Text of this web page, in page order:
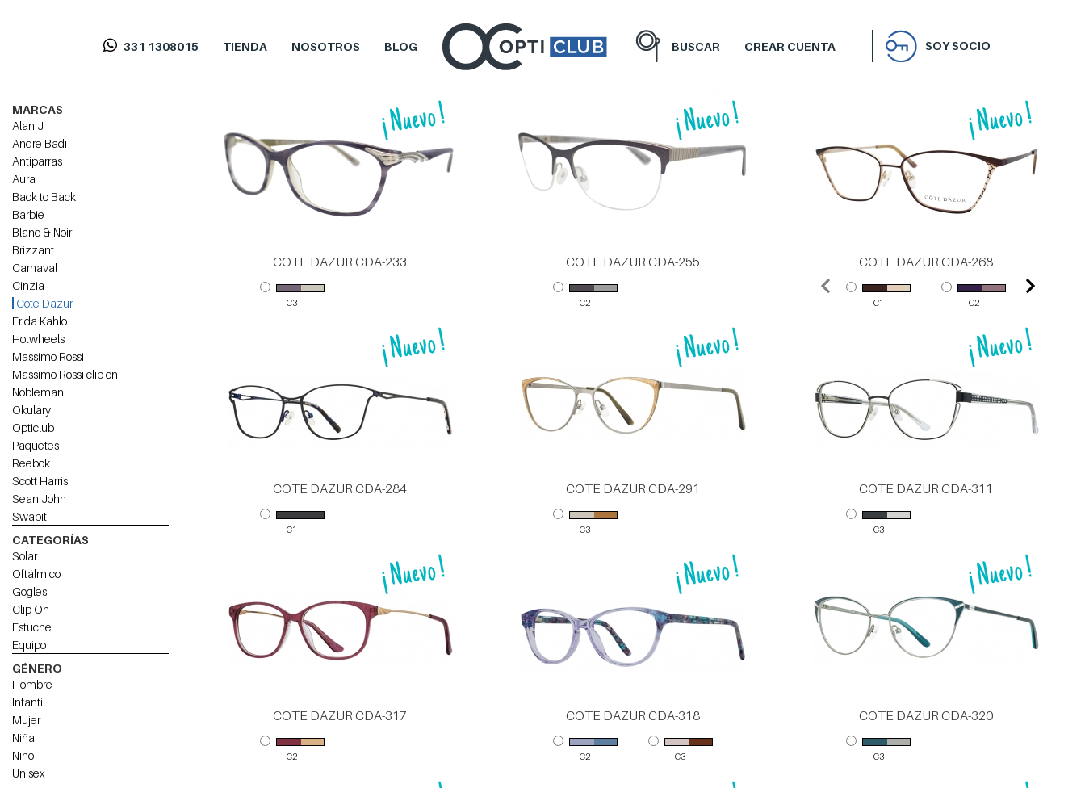
331 1308015 TIENDA NOSOTROS BLOG BUSCAR CREAR CUENTA SOY SOCIO
MARCAS
Alan J
Andre Badi
Antiparras
Aura
Back to Back
Barbie
Blanc & Noir
Brizzant
Carnaval
Cinzia
Cote Dazur
Frida Kahlo
Hotwheels
Massimo Rossi
Massimo Rossi clip on
Nobleman
Okulary
Opticlub
Paquetes
Reebok
Scott Harris
Sean John
Swapit
CATEGORÍAS
Solar
Oftálmico
Gogles
Clip On
Estuche
Equipo
GÉNERO
Hombre
Infantil
Mujer
Niña
Niño
Unisex
COTE DAZUR CDA-233
C3
COTE DAZUR CDA-255
C2
COTE DAZUR CDA-268
C1 C2
COTE DAZUR CDA-284
C1
COTE DAZUR CDA-291
C3
COTE DAZUR CDA-311
C3
COTE DAZUR CDA-317
C2
COTE DAZUR CDA-318
C2 C3
COTE DAZUR CDA-320
C3